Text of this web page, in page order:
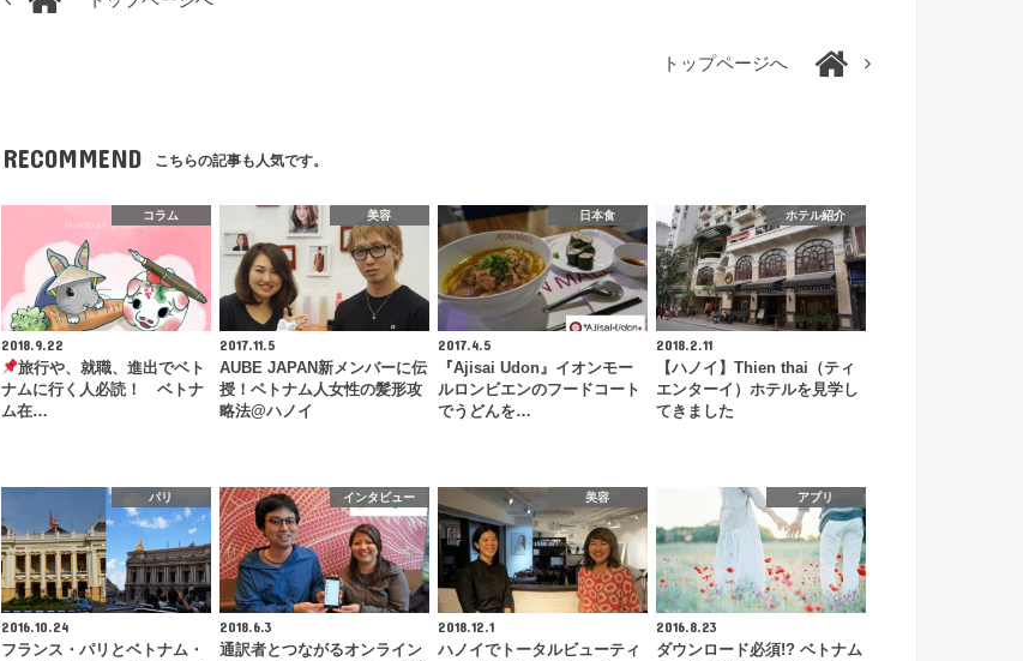
トップページへ
RECOMMEND こちらの記事も人気です。
コラム
2018.9.22
旅行や、就職、進出でベト
ナムに行く人必読！ ベトナ
ム在…
美容
2017.11.5
AUBE JAPAN新メンバーに伝
授！ベトナム人女性の髪形攻
略法@ハノイ
日本食
2017.4.5
『Ajisai Udon』イオンモー
ルロンビエンのフードコート
でうどんを…
ホテル紹介
2018.2.11
【ハノイ】Thien thai（ティ
エンターイ）ホテルを見学し
てきました
パリ
2016.10.24
フランス・パリとベトナム・
インタビュー
2018.6.3
通訳者とつながるオンライン
美容
2018.12.1
ハノイでトータルビューティ
アプリ
2016.8.23
ダウンロード必須!? ベトナム